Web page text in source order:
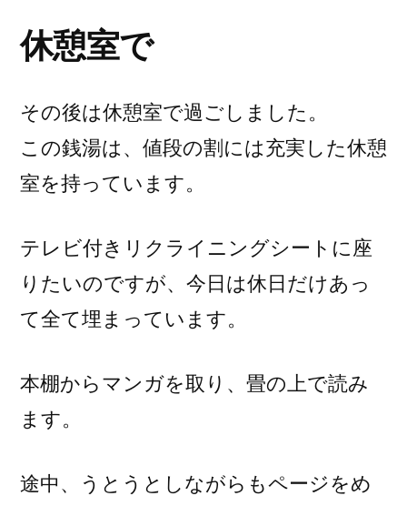
休憩室で
その後は休憩室で過ごしました。
この銭湯は、値段の割には充実した休憩
室を持っています。
テレビ付きリクライニングシートに座
りたいのですが、今日は休日だけあっ
て全て埋まっています。
本棚からマンガを取り、畳の上で読み
ます。
途中、うとうとしながらもページをめ